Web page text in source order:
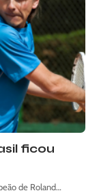
ficou
de Roland…